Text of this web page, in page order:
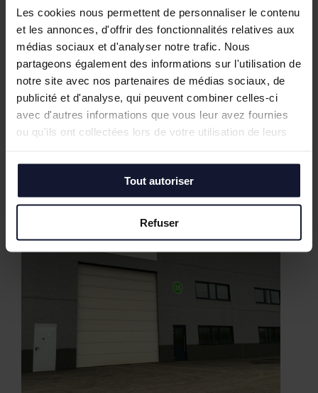
Les cookies nous permettent de personnaliser le contenu
et les annonces, d'offrir des fonctionnalités relatives aux
médias sociaux et d'analyser notre trafic. Nous
partageons également des informations sur l'utilisation de
notre site avec nos partenaires de médias sociaux, de
publicité et d'analyse, qui peuvent combiner celles-ci
avec d'autres informations que vous leur avez fournies
ou qu'ils ont collectées lors de votre utilisation de leurs
Tout autoriser
Refuser
Nos biens similaires